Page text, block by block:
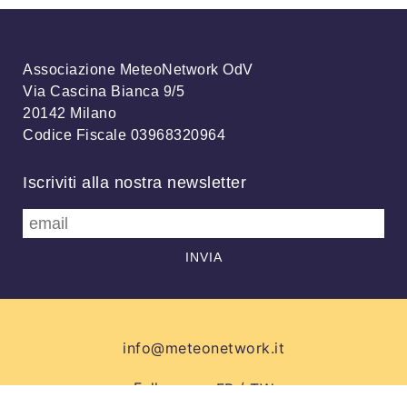
Associazione MeteoNetwork OdV
Via Cascina Bianca 9/5
20142 Milano
Codice Fiscale 03968320964
Iscriviti alla nostra newsletter
info@meteonetwork.it
Follow us FB/TW